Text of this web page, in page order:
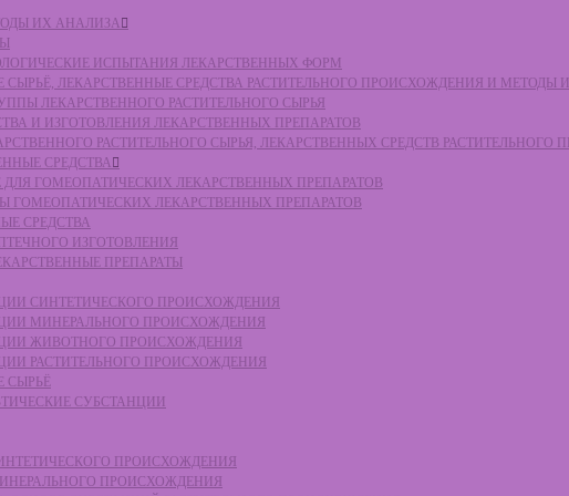
ИХ АНАЛИЗА
ИСПЫТАНИЯ ЛЕКАРСТВЕННЫХ ФОРМ
СЫРЬЁ, ЛЕКАРСТВЕННЫЕ СРЕДСТВА РАСТИТЕЛЬНОГО ПРОИСХОЖДЕНИЯ И МЕТОДЫ
ЛЕКАРСТВЕННОГО РАСТИТЕЛЬНОГО СЫРЬЯ
И ИЗГОТОВЛЕНИЯ ЛЕКАРСТВЕННЫХ ПРЕПАРАТОВ
РАСТИТЕЛЬНОГО СЫРЬЯ, ЛЕКАРСТВЕННЫХ СРЕДСТВ РАСТИТЕЛЬНОГО
СРЕДСТВА
ДЛЯ ГОМЕОПАТИЧЕСКИХ ЛЕКАРСТВЕННЫХ ПРЕПАРАТОВ
ГОМЕОПАТИЧЕСКИХ ЛЕКАРСТВЕННЫХ ПРЕПАРАТОВ
СРЕДСТВА
ИЗГОТОВЛЕНИЯ
ПРЕПАРАТЫ
СИНТЕТИЧЕСКОГО ПРОИСХОЖДЕНИЯ
МИНЕРАЛЬНОГО ПРОИСХОЖДЕНИЯ
ЖИВОТНОГО ПРОИСХОЖДЕНИЯ
РАСТИТЕЛЬНОГО ПРОИСХОЖДЕНИЯ
СЫРЬЁ
СУБСТАНЦИИ
ПРОИСХОЖДЕНИЯ
ПРОИСХОЖДЕНИЯ